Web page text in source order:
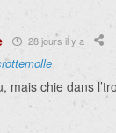
28 jours il y a
mais chie dans